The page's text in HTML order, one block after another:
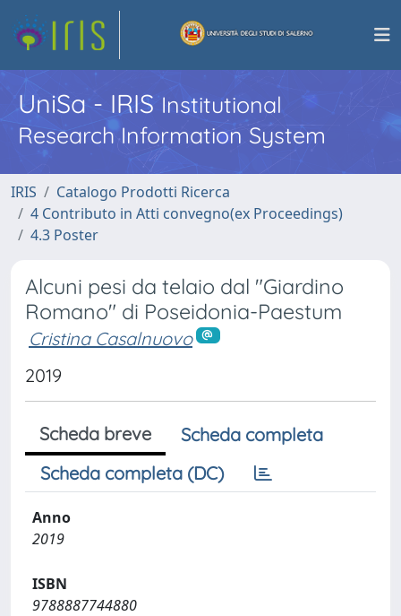
UniSa - IRISInstitutional
Research Information System
IRIS
Catalogo Prodotti Ricerca
4 Contributo in Atti convegno(ex Proceedings)
4.3 Poster
Alcuni pesi da telaio dal "Giardino
Romano" di Poseidonia-Paestum
Cristina Casalnuovo
2019
Scheda breve
Scheda completa
Scheda completa (DC)
Anno
2019
ISBN
9788887744880